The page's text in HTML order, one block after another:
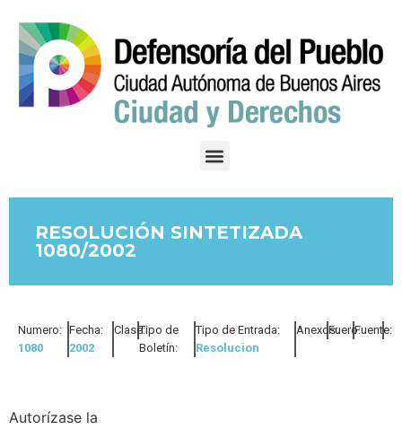
RESOLUCIÓN SINTETIZADA
1080/2002
Numero:
1080
Fecha:
2002
Clase:Tipo de
Boletín:
Tipo de Entrada:
Resolucion
Anexos:Fuero:Fuente:
Autorízase la